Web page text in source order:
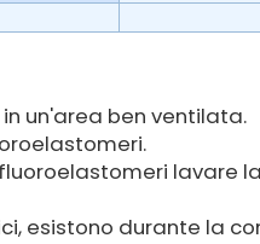
un'area ben ventilata.
lavare
esistono durante la